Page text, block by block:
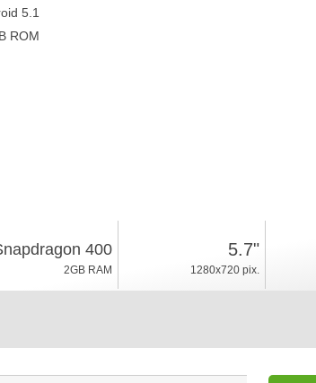
5.1
ROM
400
2GB RAM
5.7"
1280x720 pix.